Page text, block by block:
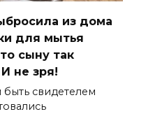
из дома
для мытья
сыну так
не зря!
свидетелем